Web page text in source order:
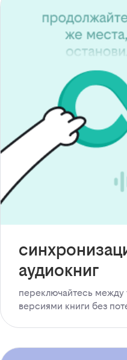
аудиокниг
переключайтесь между
версиями книги без